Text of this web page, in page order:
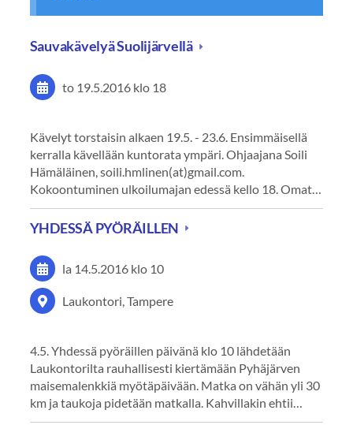
Sauvakävelyä Suolijärvellä
to 19.5.2016 klo 18
Kävelyt torstaisin alkaen 19.5. - 23.6. Ensimmäisellä
kerralla kävellään kuntorata ympäri. Ohjaajana Soili
Hämäläinen, soili.hmlinen(at)gmail.com.
Kokoontuminen ulkoilumajan edessä kello 18. Omat…
YHDESSÄ PYÖRÄILLEN
la 14.5.2016 klo 10
Laukontori, Tampere
4.5. Yhdessä pyöräillen päivänä klo 10 lähdetään
Laukontorilta rauhallisesti kiertämään Pyhäjärven
maisemalenkkiä myötäpäivään. Matka on vähän yli 30
km ja taukoja pidetään matkalla. Kahvillakin ehtii…